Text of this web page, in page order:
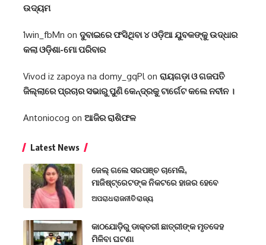
ଉଦ୍ୟମ
1win_fbMn on ଦୁବାଇରେ ଫସିଥିବା ୪ ଓଡ଼ିଆ ଯୁବକଙ୍କୁ ଉଦ୍ଧାର
କଲା ଓଡ଼ିଶା-ମୋ ପରିବାର
Vivod iz zapoya na domy_gqPlon ରାୟଗଡ଼ା ଓ ଗଜପତି
ଜିଲ୍ଲାରେ ପ୍ରଚାର ସଭାରୁ ପୁଣି କେନ୍ଦ୍ରକୁ ଟାର୍ଗେଟ କଲେ ନବୀନ ।
Antoniocog on ଆଜିର ରାଶିଫଳ
Latest News
ଜେଲ୍ ଗଲେ ସରପଞ୍ଚ ଚାମେଲି,
ମାଜିଷ୍ଟ୍ରେଟଙ୍କ ନିକଟରେ ହାଜର ହେବେ
ଅପରାଧରାଜନୀତିରାଜ୍ୟ
କାଠଯୋଡ଼ିରୁ ଡାକ୍ତରୀ ଛାତ୍ରୀଙ୍କ ମୃତଦେହ
ମିଳିବା ଘଟଣା